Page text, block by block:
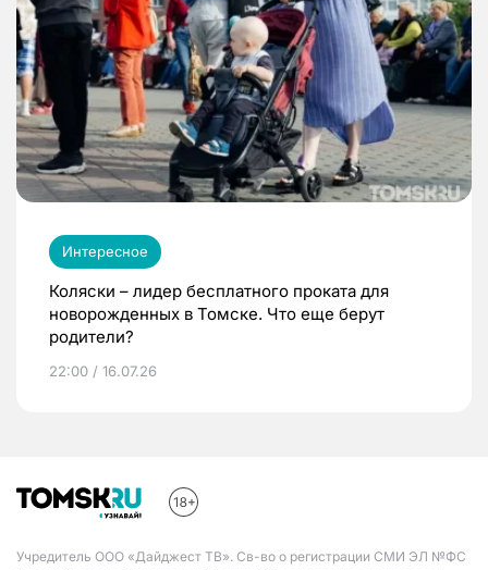
Интересное
Коляски – лидер бесплатного проката для
новорожденных в Томске. Что еще берут
родители?
22:00 / 16.07.26
Учредитель ООО «Дайджест ТВ». Св-во о регистрации СМИ ЭЛ №ФС